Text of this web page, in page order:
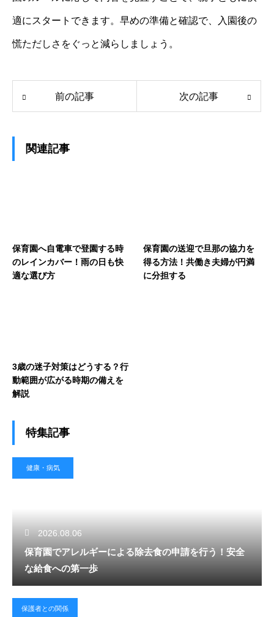
適にスタートできます。早めの準備と確認で、入園後の
慌ただしさをぐっと減らしましょう。
前の記事 次の記事
関連記事
保育園へ自電車で登園する時
のレインカバー！雨の日も快
適な選び方
保育園の送迎で旦那の協力を
得る方法！共働き夫婦が円満
に分担する
3歳の迷子対策はどうする？行
動範囲が広がる時期の備えを
解説
特集記事
健康・病気
2026.08.06
保育園でアレルギーによる除去食の申請を行う！安全
な給食への第一歩
保護者との関係